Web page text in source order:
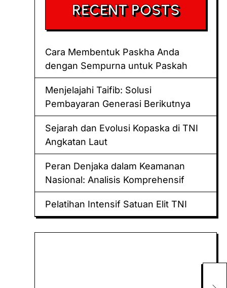
RECENT POSTS
Cara Membentuk Paskha Anda
dengan Sempurna untuk Paskah
Menjelajahi Taifib: Solusi
Pembayaran Generasi Berikutnya
Sejarah dan Evolusi Kopaska di TNI
Angkatan Laut
Peran Denjaka dalam Keamanan
Nasional: Analisis Komprehensif
Pelatihan Intensif Satuan Elit TNI